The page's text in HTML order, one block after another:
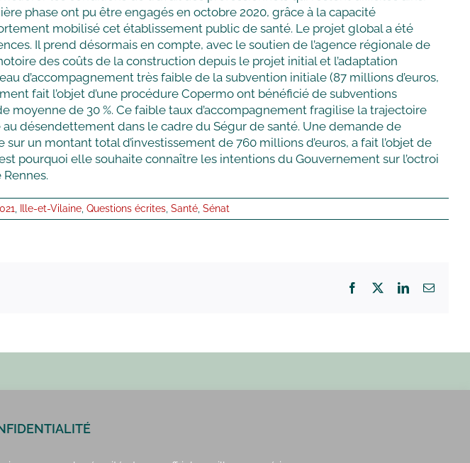
phase ont pu être engagés en octobre 2020, grâce à la capacité
mobilisé cet établissement public de santé. Le projet global a été
Il prend désormais en compte, avec le soutien de l’agence régionale de
des coûts de la construction depuis le projet initial et l’adaptation
d’accompagnement très faible de la subvention initiale (87 millions d’euros,
fait l’objet d’une procédure Copermo ont bénéficié de subventions
de 30 %. Ce faible taux d’accompagnement fragilise la trajectoire
désendettement dans le cadre du Ségur de santé. Une demande de
un montant total d’investissement de 760 millions d’euros, a fait l’objet de
pourquoi elle souhaite connaître les intentions du Gouvernement sur l’octroi
Ille-et-Vilaine Questions écrites Santé Sénat
Facebook LinkedInEmail